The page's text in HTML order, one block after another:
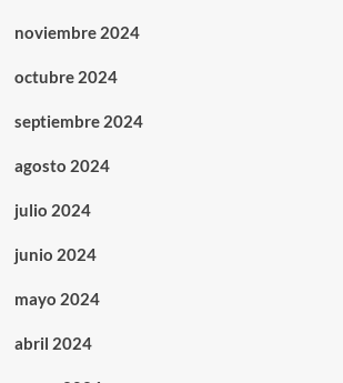
noviembre 2024
octubre 2024
septiembre 2024
agosto 2024
julio 2024
junio 2024
mayo 2024
abril 2024